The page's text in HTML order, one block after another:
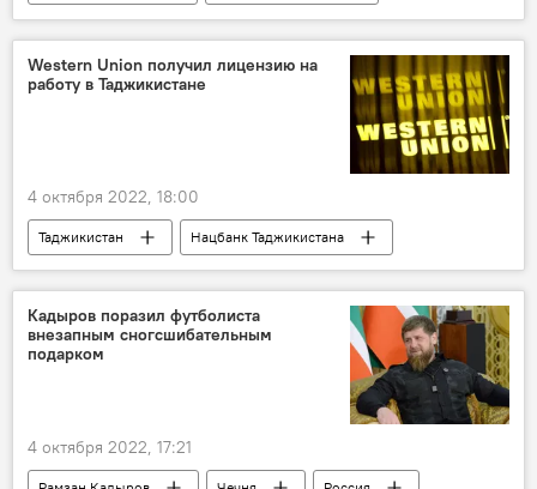
Политика
Таджикистан Россия
Western Union получил лицензию на
работу в Таджикистане
4 октября 2022, 18:00
Таджикистан
Нацбанк Таджикистана
денежные переводы
Кадыров поразил футболиста
внезапным сногсшибательным
подарком
4 октября 2022, 17:21